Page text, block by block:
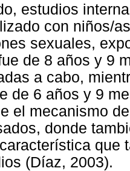
estudios
con niños/
sexuales,
de 8 años y 9
a cabo,
de 6 años y 9
el mecanismo
donde
que
(Díaz, 2003).